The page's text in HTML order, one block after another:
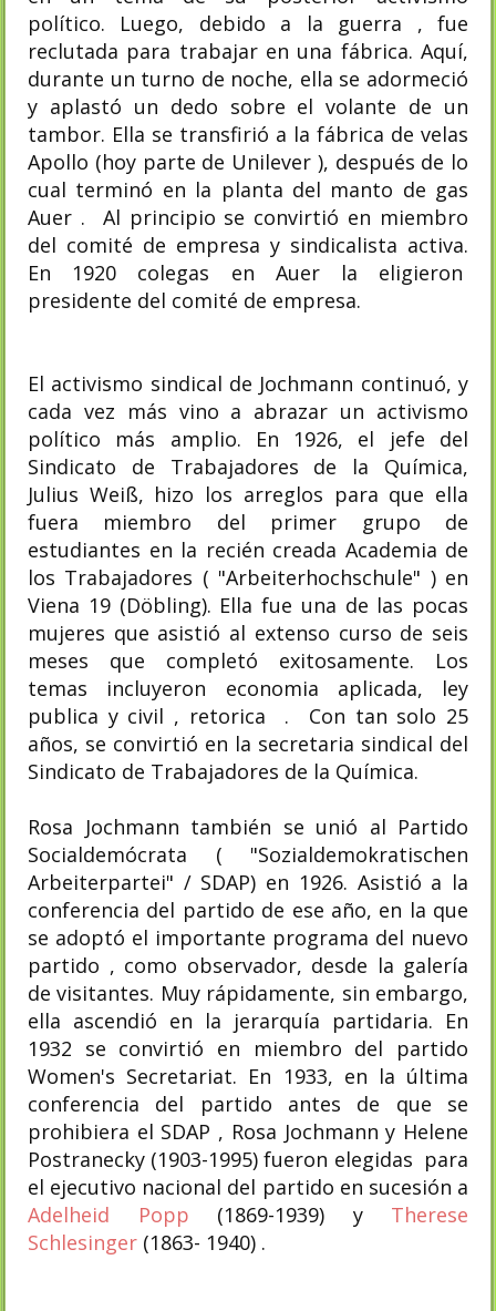
político. Luego, debido a la guerra , fue
reclutada para trabajar en una fábrica. Aquí,
durante un turno de noche, ella se adormeció
y aplastó un dedo sobre el volante de un
tambor. Ella se transfirió a la fábrica de velas
Apollo (hoy parte de Unilever ), después de lo
cual terminó en la planta del manto de gas
Auer . Al principio se convirtió en miembro
del comité de empresa y sindicalista activa.
En 1920 colegas en Auer la eligieron
presidente del comité de empresa.
El activismo sindical de Jochmann continuó, y
cada vez más vino a abrazar un activismo
político más amplio. En 1926, el jefe del
Sindicato de Trabajadores de la Química,
Julius Weiß, hizo los arreglos para que ella
fuera miembro del primer grupo de
estudiantes en la recién creada Academia de
los Trabajadores ( "Arbeiterhochschule" ) en
Viena 19 (Döbling). Ella fue una de las pocas
mujeres que asistió al extenso curso de seis
meses que completó exitosamente. Los
temas incluyeron economia aplicada, ley
publica y civil , retorica . Con tan solo 25
años, se convirtió en la secretaria sindical del
Sindicato de Trabajadores de la Química.
Rosa Jochmann también se unió al Partido
Socialdemócrata ( "Sozialdemokratischen
Arbeiterpartei" / SDAP) en 1926. Asistió a la
conferencia del partido de ese año, en la que
se adoptó el importante programa del nuevo
partido , como observador, desde la galería
de visitantes. Muy rápidamente, sin embargo,
ella ascendió en la jerarquía partidaria. En
1932 se convirtió en miembro del partido
Women's Secretariat. En 1933, en la última
conferencia del partido antes de que se
prohibiera el SDAP , Rosa Jochmann y Helene
Postranecky (1903-1995) fueron elegidas para
el ejecutivo nacional del partido en sucesión a
Adelheid Popp (1869-1939) y Therese
Schlesinger (1863- 1940) .